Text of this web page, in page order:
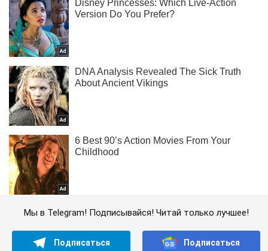
Мы в Telegram! Подписывайся! Читай только лучшее!
Подписаться Подписаться